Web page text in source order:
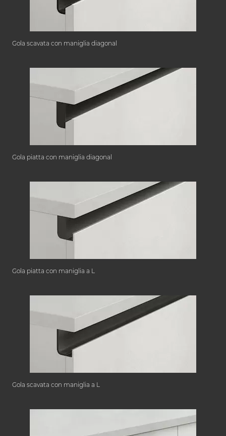
Gola scavata con maniglia diagonal
Gola piatta con maniglia diagonal
Gola piatta con maniglia a L
Gola scavata con maniglia a L